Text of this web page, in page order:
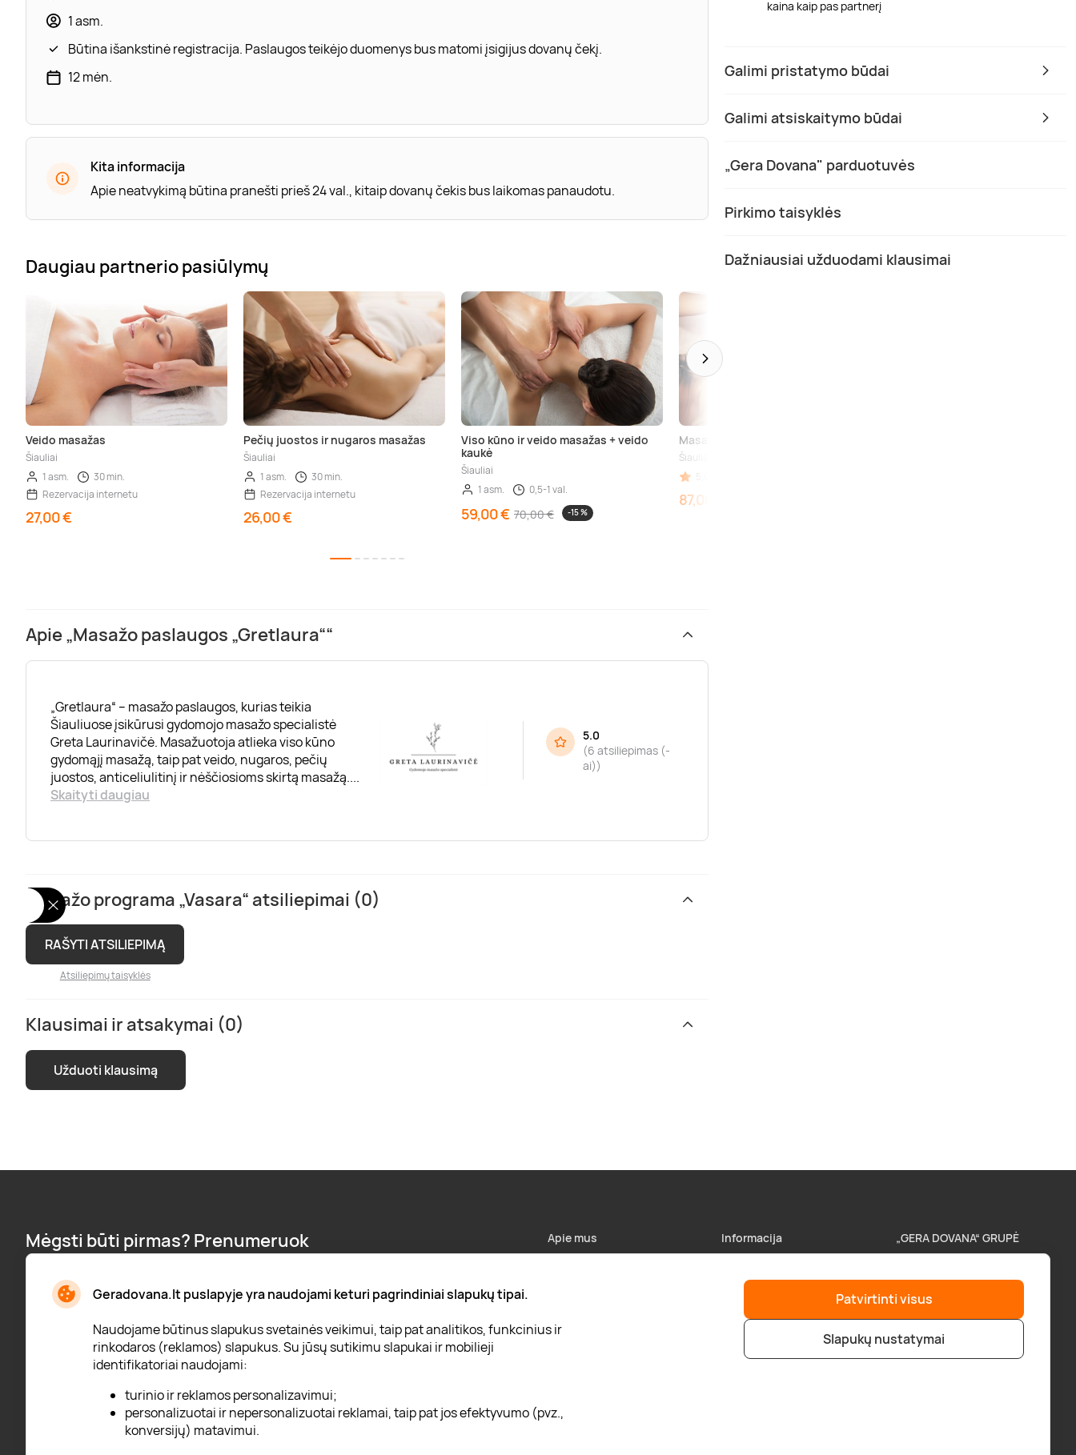
Geradovana.lt puslapyje yra naudojami keturi pagrindiniai slapukų tipai.
Naudojame būtinus slapukus svetainės veikimui, taip pat analitikos, funkcinius ir
rinkodaros (reklamos) slapukus. Su jūsų sutikimu slapukai ir mobilieji
identifikatoriai naudojami:
turinio ir reklamos personalizavimui;
personalizuotai ir nepersonalizuotai reklamai, taip pat jos efektyvumo (pvz.,
konversijų) matavimui.
Patvirtinti visus
Slapukų nustatymai
kaina kaip pas partnerį
Galimi pristatymo būdai
Galimi atsiskaitymo būdai
„Gera Dovana" parduotuvės
Pirkimo taisyklės
Dažniausiai užduodami klausimai
1 asm.
Būtina išankstinė registracija. Paslaugos teikėjo duomenys bus matomi įsigijus dovanų čekį.
12 mėn.
Kita informacija
Apie neatvykimą būtina pranešti prieš 24 val., kitaip dovanų čekis bus laikomas panaudotu.
Daugiau partnerio pasiūlymų
Veido masažas
Šiauliai
1 asm.
30 min.
Rezervacija internetu
27,00 €
Pečių juostos ir nugaros masažas
Šiauliai
1 asm.
30 min.
Rezervacija internetu
26,00 €
Viso kūno ir veido masažas + veido
kaukė
Šiauliai
1 asm.
0,5-1 val.
59,00 € 70,00 € -15 %
Masažo programa „Bučinys“
Šiauliai
87,00 €
Apie „Masažo paslaugos „Gretlaura““
„Gretlaura“ – masažo paslaugos, kurias teikia
Šiauliuose įsikūrusi gydomojo masažo specialistė
Greta Laurinavičė. Masažuotoja atlieka viso kūno
gydomąjį masažą, taip pat veido, nugaros, pečių
juostos, anticeliulitinį ir nėščiosioms skirtą masažą....
Skaityti daugiau
5.0
(6 atsiliepimas (-
ai))
Masažo programa „Vasara“ atsiliepimai (0)
RAŠYTI ATSILIEPIMĄ
Atsiliepimų taisyklės
Klausimai ir atsakymai (0)
Užduoti klausimą
Mėgsti būti pirmas? Prenumeruok
naujienlaiškį:
Naujienos, pranešimai apie nuolaidas ir dar daugiau!
* Susipažinau suprivatumo politika
Apie mus
Karjera
Tinklaraštis
Informacija
Parduotuvės
Pristatymas
„GERA DOVANA“ GRUPĖ
superprezenty.pl
bookitnow.lt